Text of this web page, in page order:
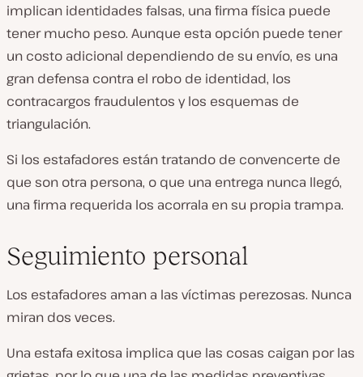
implican identidades falsas, una firma física puede
tener mucho peso. Aunque esta opción puede tener
un costo adicional dependiendo de su envío, es una
gran defensa contra el robo de identidad, los
contracargos fraudulentos y los esquemas de
triangulación.
Si los estafadores están tratando de convencerte de
que son otra persona, o que una entrega nunca llegó,
una firma requerida los acorrala en su propia trampa.
Seguimiento personal
Los estafadores aman a las víctimas perezosas. Nunca
miran dos veces.
Una estafa exitosa implica que las cosas caigan por las